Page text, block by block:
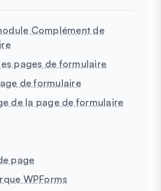
Complément de
pages de formulaire
de formulaire
de la page de formulaire
page
WPForms